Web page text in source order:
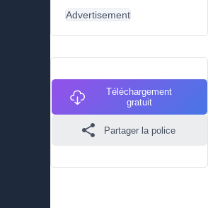
Advertisement
Téléchargement
gratuit
Partager la police